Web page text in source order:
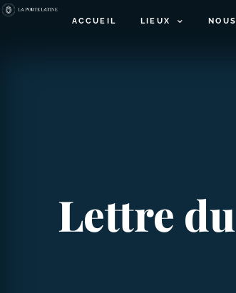
ACCUEIL LIEUX
Lettre